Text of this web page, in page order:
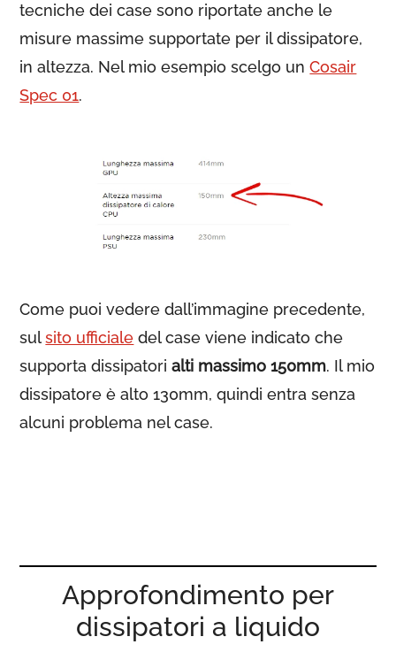
tecniche dei case sono riportate anche le
misure massime supportate per il dissipatore,
in altezza. Nel mio esempio scelgo unCosair
Spec 01.
Come puoi vedere dall’immagine precedente,
sulsito ufficiale del case viene indicato che
supporta dissipatorialti massimo 150mm. Il mio
dissipatore è alto 130mm, quindi entra senza
alcuni problema nel case.
Approfondimento per
dissipatori a liquido